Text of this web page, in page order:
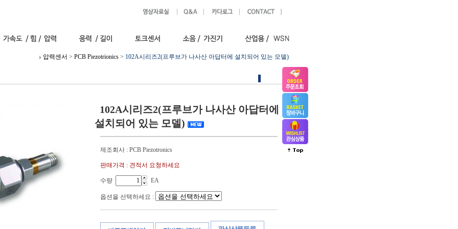
압력센서 > PCB Piezotrionics > 102A시리즈2(프루브가 나사산 아답터에 설치되어 있는 모델)
102A시리즈2(프루브가 나사산 아답터에
설치되어 있는 모델)
제조회사 : PCB Piezotronics
판매가격 : 견적서 요청하세요
수량 EA
옵션을 선택하세요 :